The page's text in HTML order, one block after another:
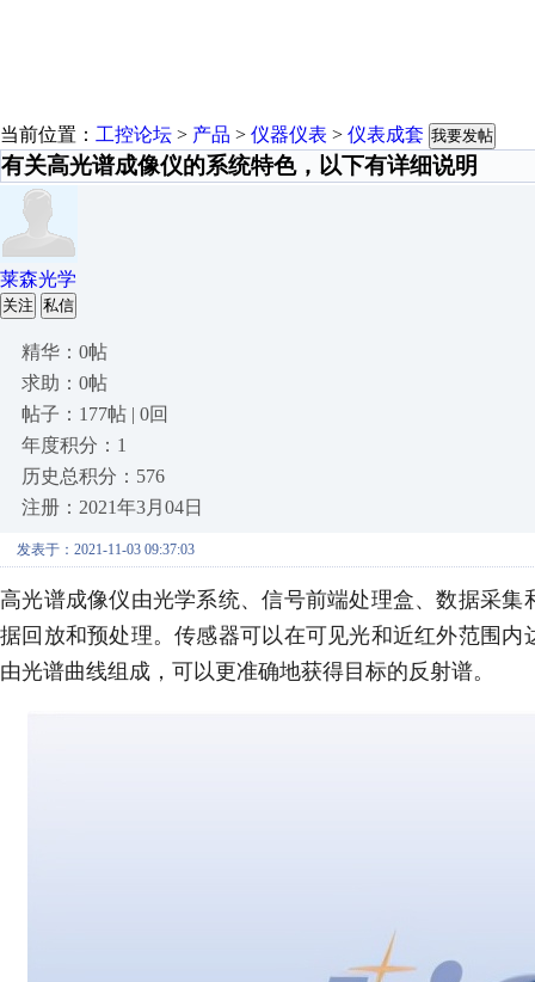
当前位置： 工控论坛 > 产品 > 仪器仪表 > 仪表成套 我要发帖
有关高光谱成像仪的系统特色，以下有详细说明
莱森光学
关注 私信
精华：0帖
求助：0帖
帖子：177帖 | 0回
年度积分：1
历史总积分：576
注册：2021年3月04日
发表于：2021-11-03 09:37:03
高光谱成像仪由光学系统、信号前端处理盒、数据采
据回放和预处理。传感器可以在可见光和近红外范围
由光谱曲线组成，可以更准确地获得目标的反射谱。